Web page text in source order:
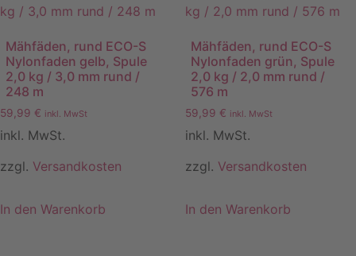
Mähfäden, rund ECO-S
Nylonfaden gelb, Spule
2,0 kg / 3,0 mm rund /
248 m
59,99 € inkl. MwSt
inkl. MwSt.
zzgl. Versandkosten
In den Warenkorb
Mähfäden, rund ECO-S
Nylonfaden grün, Spule
2,0 kg / 2,0 mm rund /
576 m
59,99 € inkl. MwSt
inkl. MwSt.
zzgl. Versandkosten
In den Warenkorb